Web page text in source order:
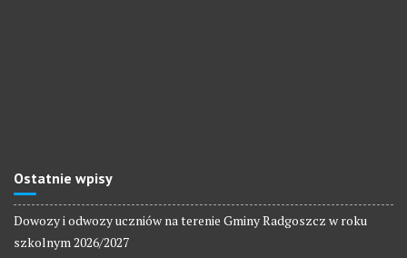
Ostatnie wpisy
Dowozy i odwozy uczniów na terenie Gminy Radgoszcz w roku
szkolnym 2026/2027